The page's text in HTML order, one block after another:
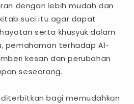
dengan lebih mudah dan
suci itu agar dapat
serta khusyuk dalam
pemahaman terhadap Al-
kesan dan perubahan
seseorang.
diterbitkan bagi memudahkan